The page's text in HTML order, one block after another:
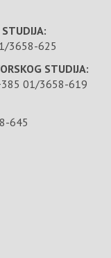
STUDIJA:
3658-625
STUDIJA:
01/3658-619
645